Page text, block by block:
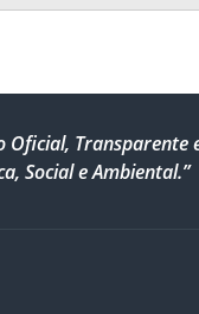
Oficial,
Social e Ambiental.”